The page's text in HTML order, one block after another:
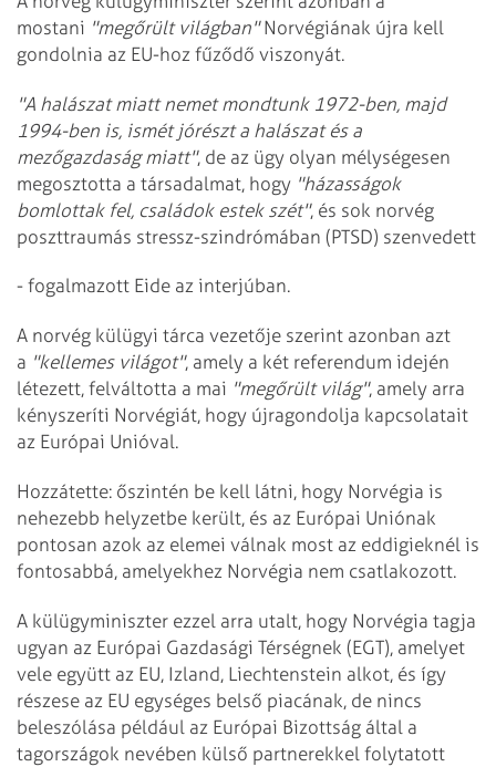
mostani "megőrült világban"Norvégiának újra kell
gondolnia az EU-hoz fűződő viszonyát.
"A halászat miatt nemet mondtunk 1972-ben, majd
1994-ben is, ismét jórészt a halászat és a
mezőgazdaság miatt", de az ügy olyan mélységesen
megosztotta a társadalmat, hogy "házasságok
bomlottak fel, családok estek szét", és sok norvég
poszttraumás stressz-szindrómában (PTSD) szenvedett
- fogalmazott Eide az interjúban.
A norvég külügyi tárca vezetője szerint azonban azt
a "kellemes világot", amely a két referendum idején
létezett, felváltotta a mai "megőrült világ", amely arra
kényszeríti Norvégiát, hogy újragondolja kapcsolatait
az Európai Unióval.
Hozzátette: őszintén be kell látni, hogy Norvégia is
nehezebb helyzetbe került, és az Európai Uniónak
pontosan azok az elemei válnak most az eddigieknél is
fontosabbá, amelyekhez Norvégia nem csatlakozott.
A külügyminiszter ezzel arra utalt, hogy Norvégia tagja
ugyan az Európai Gazdasági Térségnek (EGT), amelyet
vele együtt az EU, Izland, Liechtenstein alkot, és így
részese az EU egységes belső piacának, de nincs
beleszólása például az Európai Bizottság által a
tagországok nevében külső partnerekkel folytatott